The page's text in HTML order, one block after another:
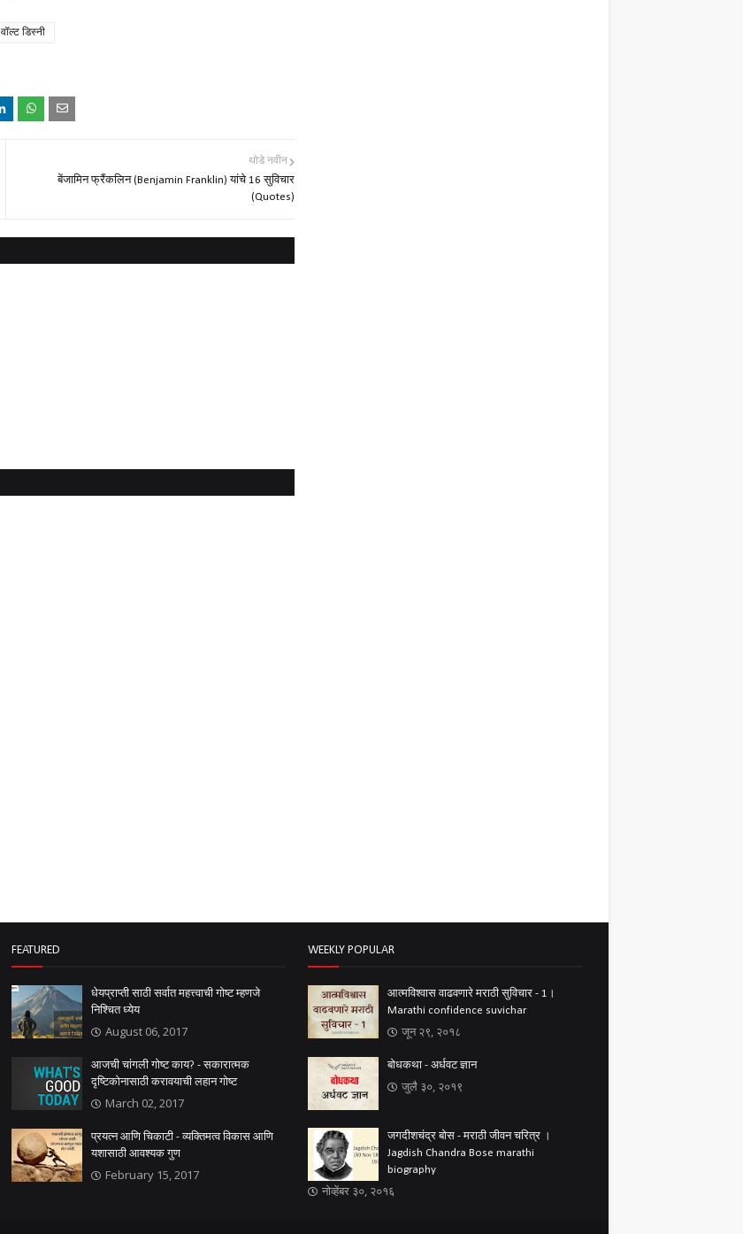
वॉल्ट डिस्नी
थोडे नवीन
बेंजामिन फ्रैंकलिन (Benjamin Franklin) यांचे 16 सुविचार
(Quotes)
FEATURED
धेयप्राप्ती साठी सर्वात महत्त्वाची गोष्ट म्हणजे
निश्चित ध्येय
August 06, 2017
आजची चांगली गोष्ट काय? - सकारात्मक
दृष्टिकोनासाठी करावयाची लहान गोष्ट
March 02, 2017
प्रयत्न आणि चिकाटी - व्यक्तिमत्व विकास आणि
यशासाठी आवश्यक गुण
February 15, 2017
WEEKLY POPULAR
आत्मविश्वास वाढवणारे मराठी सुविचार - 1।
Marathi confidence suvichar
जून २९, २०१८
बोधकथा - अर्धवट ज्ञान
जुलै ३०, २०१९
जगदीशचंद्र बोस - मराठी जीवन चरित्र ।
Jagdish Chandra Bose marathi
biography
नोव्हेंबर ३०, २०१६